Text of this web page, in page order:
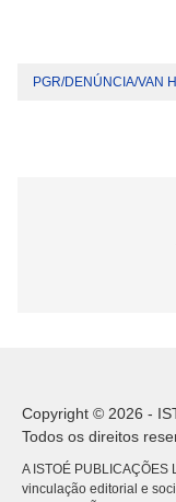
PGR/DENÚNCIA/VAN
Copyright © 2026 -
Todos os direitos
A ISTOÉ
vinculação editorial e